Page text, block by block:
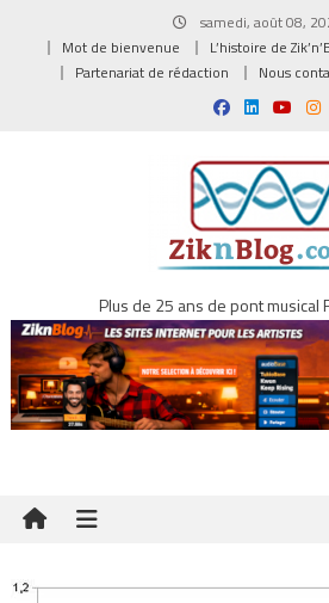
samedi, août 08,
Mot de bienvenue
L’histoire de
Partenariat de rédaction
Nous
Plus de 25 ans de pont musical